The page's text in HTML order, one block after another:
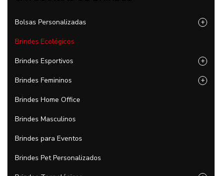
Bolsas Personalizadas +
Brindes Ecológicos
Brindes Esportivos +
Brindes Femininos +
Brindes Home Office
Brindes Masculinos
Brindes para Eventos
Brindes Pet Personalizados